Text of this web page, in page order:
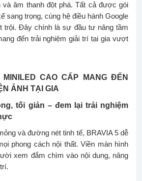
và âm thanh đột phá. Tất cả được gói
sang trọng, cùng hệ điều hành Google
trội. Đây chính là sự đầu tư nâng tầm
đến trải nghiệm giải trí tại gia vượt
CAO CẤP MANG ĐẾN
ẢNH TẠI GIA
tối giản – đem lại trải nghiệm
và đường nét tinh tế, BRAVIA 5 dễ
phong cách nội thất. Viền màn hình
xem đắm chìm vào nội dung, nâng